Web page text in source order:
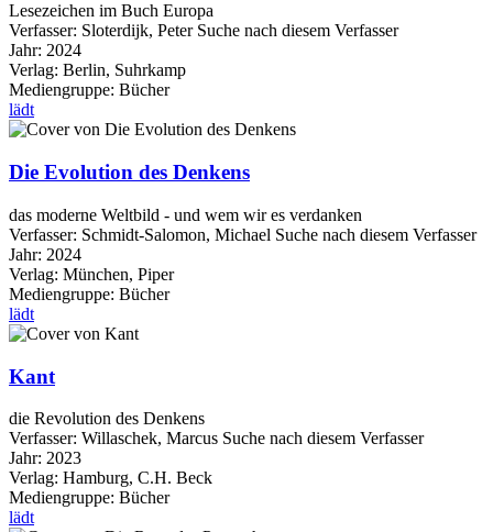
Lesezeichen im Buch Europa
Verfasser: Sloterdijk, Peter Suche nach diesem Verfasser
Jahr: 2024
Verlag: Berlin, Suhrkamp
Mediengruppe: Bücher
lädt
Die Evolution des Denkens
das moderne Weltbild - und wem wir es verdanken
Verfasser: Schmidt-Salomon, Michael Suche nach diesem Verfasser
Jahr: 2024
Verlag: München, Piper
Mediengruppe: Bücher
lädt
Kant
die Revolution des Denkens
Verfasser: Willaschek, Marcus Suche nach diesem Verfasser
Jahr: 2023
Verlag: Hamburg, C.H. Beck
Mediengruppe: Bücher
lädt